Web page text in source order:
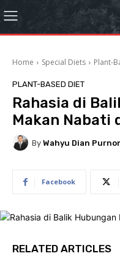
Home Special Diets Plant-
PLANT-BASED DIET
Rahasia di
Makan Nabati
By Wahyu Dian
Facebook
RELATED ARTICLES